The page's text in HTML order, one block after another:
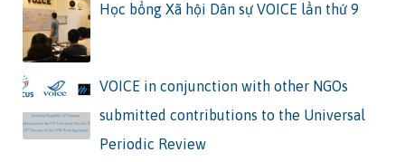
Học bổng Xã hội Dân sự VOICE lần thứ 9
VOICE in conjunction with other NGOs
submitted contributions to the Universal
Periodic Review